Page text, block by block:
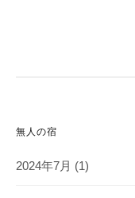
無人の宿
2024年7月 (1)